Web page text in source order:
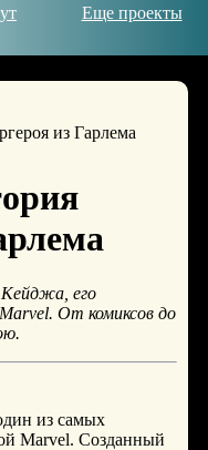
Еще проекты
его
От комиксов до
из самых
Marvel. Созданный